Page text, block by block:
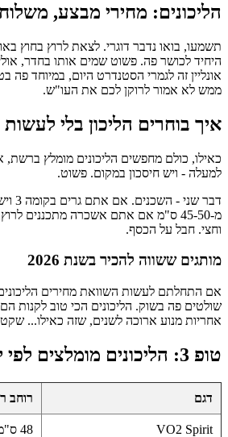
הליכונים: מחירי מבצע,
היחיד לכושר פה. פשוט שמים אותו בחדר,
ממש לא אמור לרוקן לכם את העו"ש.
איך בוחרים הליכון בלי לעשות
כאילו, כולם מחפשים הליכונים מומלץ ברשת,
למעלה - ויש חיסכון במקום. פשוט.
וחצי. חבל על הכסף.
מותגים ששווה להכיר בשנת 2026
שולטים פה בשוק. הליכונים הכי טוב לקנות
אחריות מנוע ארוכה לשנים, שזה כאילו... שקט
טופ 3: הליכונים מומלצים לפי יחס עלות-תועלת
דגם רוחב
VO2 Spirit 48 ס"מ